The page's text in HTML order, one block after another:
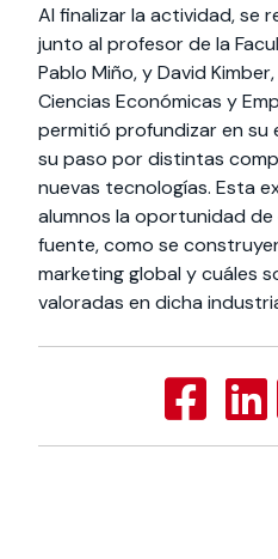
Al finalizar la actividad, se
junto al profesor de la
Pablo Miño, y David
Ciencias Económicas y
permitió profundizar en su
su paso por distintas
nuevas tecnologías. Esta
alumnos la oportunidad
fuente, como se
marketing global y cuáles
valoradas en dicha